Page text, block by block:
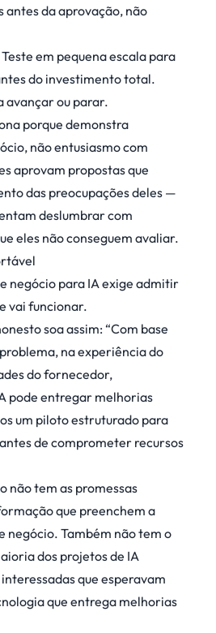
antes da aprovação, não
Teste em pequena escala para
do investimento total.
avançar ou parar.
porque demonstra
não entusiasmo com
aprovam propostas que
das preocupações deles —
deslumbrar com
eles não conseguem avaliar.
negócio para IA exige admitir
vai funcionar.
soa assim: “Com base
na experiência do
do fornecedor,
pode entregar melhorias
um piloto estruturado para
de comprometer recursos
não tem as promessas
que preenchem a
negócio. Também não tem o
dos projetos de IA
que esperavam
que entrega melhorias